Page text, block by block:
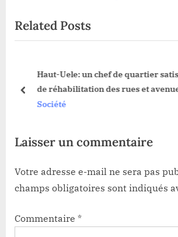
u
s
s
t
P
Related Posts
Haut-Uele: un chef de quartier
de réhabilitation des rues et
Société
prev
Laisser un commentaire
Votre adresse e-mail ne sera pas
champs obligatoires sont indiqués
Commentaire *